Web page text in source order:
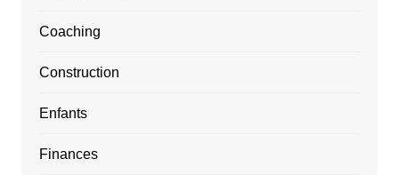
Coaching
Construction
Enfants
Finances